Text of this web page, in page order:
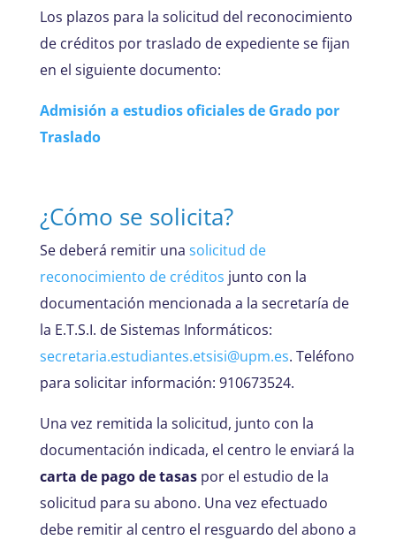
Los plazos para la solicitud del reconocimiento
de créditos por traslado de expediente se fijan
en el siguiente documento:
Admisión a estudios oficiales de Grado por
Traslado
¿Cómo se solicita?
Se deberá remitir una solicitud de
reconocimiento de créditos junto con la
documentación mencionada a la secretaría de
la E.T.S.I. de Sistemas Informáticos:
secretaria.estudiantes.etsisi@upm.es. Teléfono
para solicitar información: 910673524.
Una vez remitida la solicitud, junto con la
documentación indicada, el centro le enviará la
carta de pago de tasaspor el estudio de la
solicitud para su abono. Una vez efectuado
debe remitir al centro el resguardo del abono a